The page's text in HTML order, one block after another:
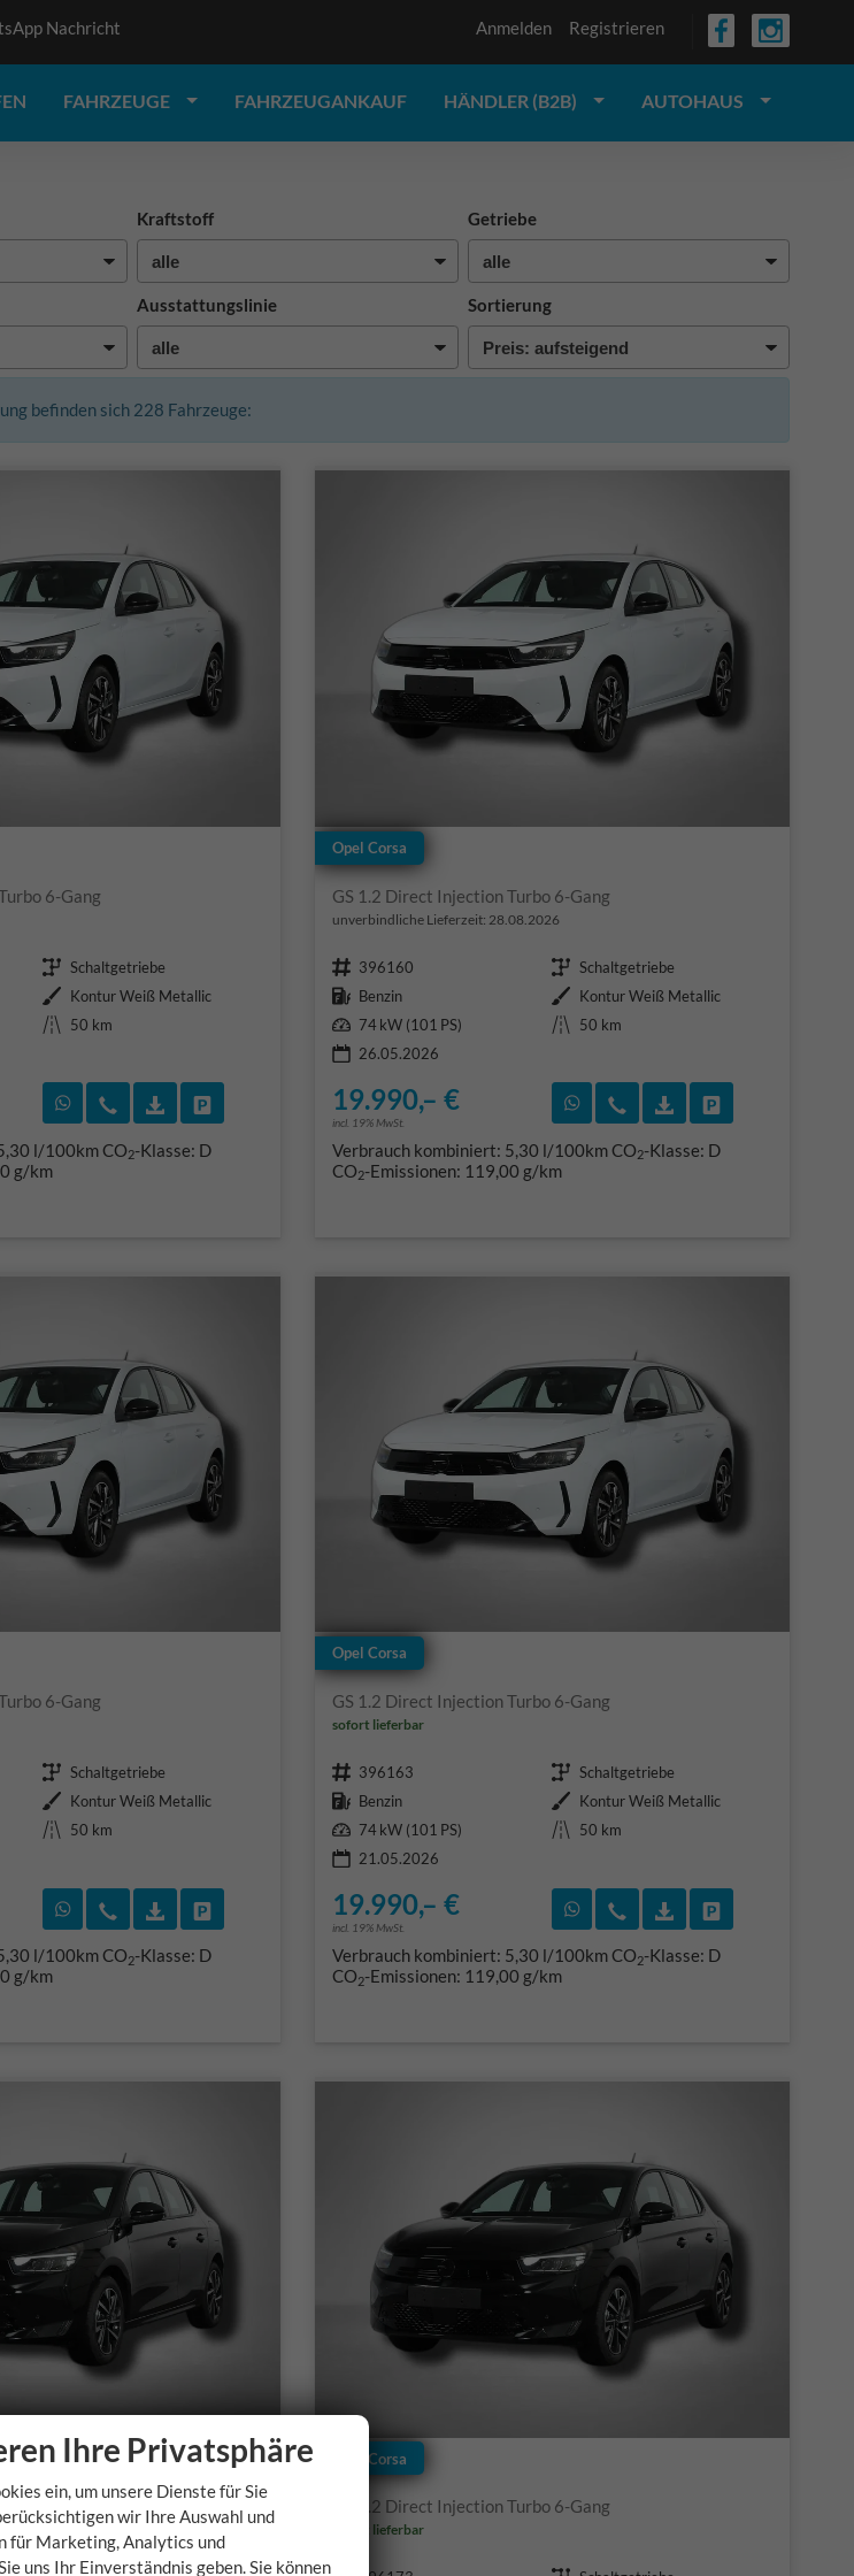
Nachricht Anmelden Registrieren
FAHRZEUGE FAHRZEUGANKAUF HÄNDLER (B2B) AUTOHAUS
Kraftstoff Getriebe
Ausstattungslinie Sortierung
befinden sich 228 Fahrzeuge:
6-Gang
Getriebe Schaltgetriebe
Außenfarbe Kontur Weiß Metallic
Kilometerstand
50 km
Rückruf vereinbaren
Wir rufen Sie an
Fahrzeugexposé (PDF)
Fahrzeug parken
l/100kmCO2-Klasse: D
g/km
Opel Corsa
GS 1.2 Direct Injection Turbo 6-Gang
unverbindliche Lieferzeit: 28.08.2026
Fahrzeugnr. 396160 Getriebe Schaltgetriebe
Kraftstoff Benzin Außenfarbe Kontur Weiß Metallic
Leistung 74 kW (101 PS) Kilometerstand
50 km
26.05.2026
19.990,– €
incl. 19% MwSt.
Rückruf vereinbaren
Wir rufen Sie an
Fahrzeugexposé
Verbrauch kombiniert: 5,30 l/100kmCO2-Klasse: D
CO2-Emissionen: 119,00 g/km
6-Gang
Getriebe Schaltgetriebe
Außenfarbe Kontur Weiß Metallic
Kilometerstand
50 km
Rückruf vereinbaren
Wir rufen Sie an
Fahrzeugexposé (PDF)
Fahrzeug parken
l/100kmCO2-Klasse: D
g/km
Opel Corsa
GS 1.2 Direct Injection Turbo 6-Gang
sofort lieferbar
Fahrzeugnr. 396163 Getriebe Schaltgetriebe
Kraftstoff Benzin Außenfarbe Kontur Weiß Metallic
Leistung 74 kW (101 PS) Kilometerstand
50 km
21.05.2026
19.990,– €
incl. 19% MwSt.
Rückruf vereinbaren
Wir rufen Sie an
Fahrzeugexposé
Verbrauch kombiniert: 5,30 l/100kmCO2-Klasse: D
CO2-Emissionen: 119,00 g/km
6-Gang
Opel Corsa
GS 1.2 Direct Injection Turbo 6-Gang
sofort lieferbar
Ihre Privatsphäre
ein, um unsere Dienste für Sie
wir Ihre Auswahl und
für Marketing, Analytics und
uns Ihr Einverständnis geben. Sie können